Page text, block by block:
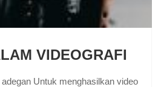
VIDEOGRAFI
Untuk menghasilkan video